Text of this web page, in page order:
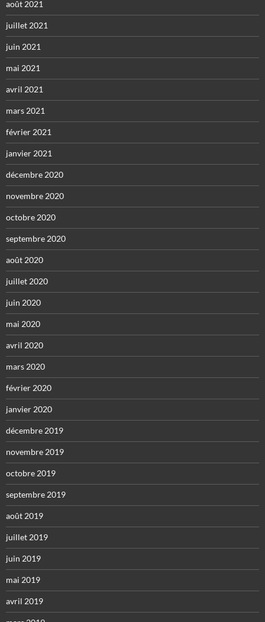
août 2021
juillet 2021
juin 2021
mai 2021
avril 2021
mars 2021
février 2021
janvier 2021
décembre 2020
novembre 2020
octobre 2020
septembre 2020
août 2020
juillet 2020
juin 2020
mai 2020
avril 2020
mars 2020
février 2020
janvier 2020
décembre 2019
novembre 2019
octobre 2019
septembre 2019
août 2019
juillet 2019
juin 2019
mai 2019
avril 2019